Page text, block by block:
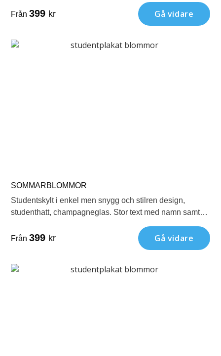
Från 399 kr Gå vidare
SOMMARBLOMMOR
Studentskylt i enkel men snygg och stilren design,
studenthatt, champagneglas. Stor text med namn samt
Från 399 kr Gå vidare